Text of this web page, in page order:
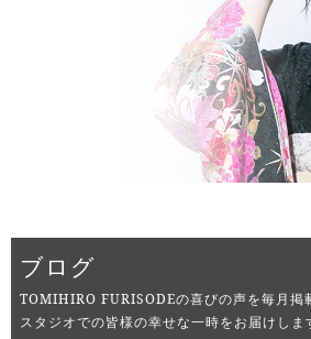
ブログ
TOMIHIRO FURISODEの喜びの声を毎月掲
スタジオでの皆様の幸せな一時をお届けしま